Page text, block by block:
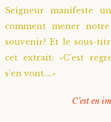
Père Héliodore
Seigneur manifeste
comment mener
souvenir? Et le sous-
cet extrait: «C’est
s’en vont….»
C’est en